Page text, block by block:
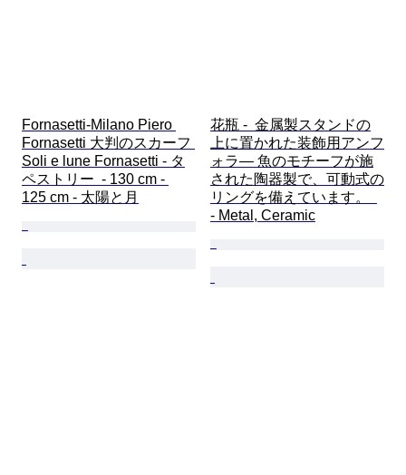
Fornasetti-Milano Piero
Fornasetti 大判のスカーフ
Soli e lune Fornasetti - タ
ペストリー  - 130 cm -
125 cm - 太陽と月
花瓶 -  金属製スタンドの
上に置かれた装飾用アンフ
ォラ— 魚のモチーフが施
された陶器製で、可動式の
リングを備えています。
- Metal, Ceramic